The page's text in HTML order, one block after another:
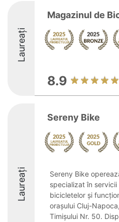
Laureați
Magazinul de
8.9
Laureați
Sereny Bike
Sereny Bike
specializat în
bicicletelor și
orașului Cluj-
Timișului Nr. 50.